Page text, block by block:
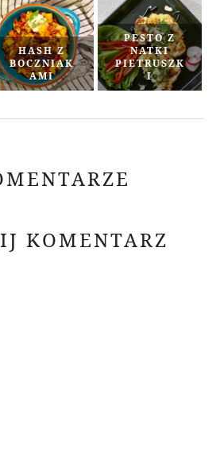
HASH Z
BOCZNIAK
AMI
PESTO Z
NATKI
PIETRUSZK
I
KOMENTARZ